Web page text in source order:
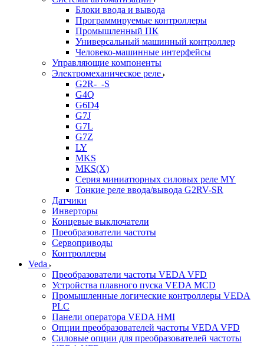
Блоки ввода и вывода
Программируемые контроллеры
Промышленный ПК
Универсальный машинный контроллер
Человеко-машинные интерфейсы
Управляющие компоненты
Электромеханическое реле
G2R-_-S
G4Q
G6D4
G7J
G7L
G7Z
LY
MKS
MKS(X)
Серия миниатюрных силовых реле MY
Тонкие реле ввода/вывода G2RV-SR
Датчики
Инверторы
Концевые выключатели
Преобразователи частоты
Сервоприводы
Контроллеры
Veda
Преобразователи частоты VEDA VFD
Устройства плавного пуска VEDA MCD
Промышленные логические контроллеры VEDA
PLC
Панели оператора VEDA HMI
Опции преобразователей частоты VEDA VFD
Силовые опции для преобразователей частоты